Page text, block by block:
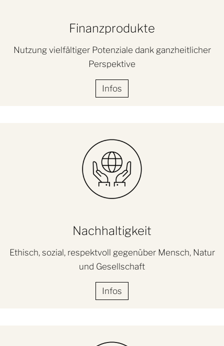
Finanzprodukte
Nutzung vielfältiger Potenziale dank ganzheitlicher
Perspektive
Infos
Nachhaltigkeit
Ethisch, sozial, respektvoll gegenüber Mensch, Natur
und Gesellschaft
Infos